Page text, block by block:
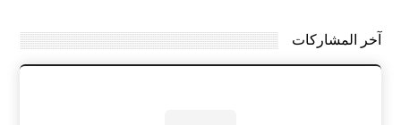
آخر المشاركات